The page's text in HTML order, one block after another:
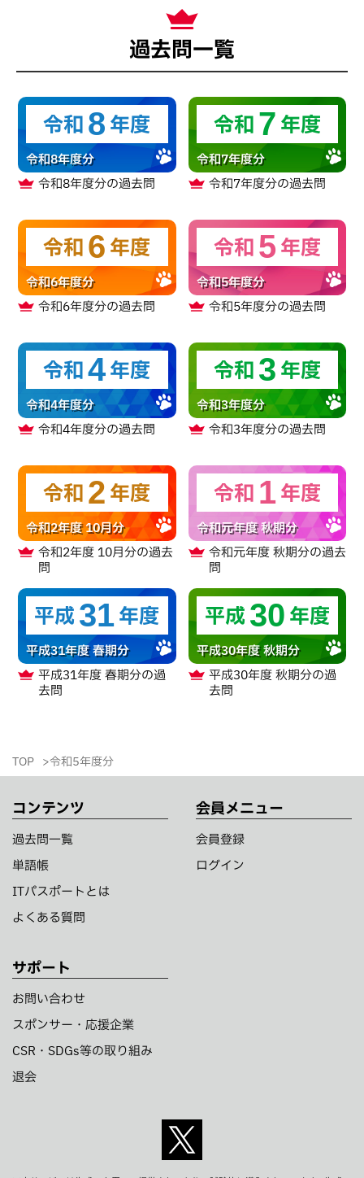
過去問一覧
令和8年度
令和8年度分
令和8年度分の過去問
令和7年度
令和7年度分
令和7年度分の過去問
令和6年度
令和6年度分
令和6年度分の過去問
令和5年度
令和5年度分
令和5年度分の過去問
令和4年度
令和4年度分
令和4年度分の過去問
令和3年度
令和3年度分
令和3年度分の過去問
令和2年度
令和2年度 10月分
令和2年度 10月分の過去
問
令和 1年度
令和元年度 秋期分
令和元年度 秋期分の過去
問
平成31年度
平成31年度 春期分
平成31年度 春期分の過
去問
平成30年度
平成30年度 秋期分
平成30年度 秋期分の過
去問
TOP 令和5年度分
コンテンツ
過去問一覧
単語帳
ITパスポートとは
よくある質問
会員メニュー
会員登録
ログイン
サポート
お問い合わせ
スポンサー・応援企業
CSR・SDGs等の取り組み
退会